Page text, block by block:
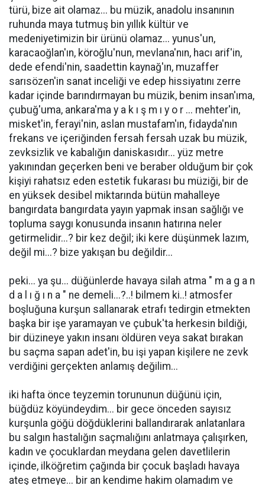
türü, bize ait olamaz... bu müzik, anadolu insanının
ruhunda maya tutmuş bin yıllık kültür ve
medeniyetimizin bir ürünü olamaz... yunus'un,
karacaoğlan'ın, köroğlu'nun, mevlana'nın, hacı arif'in,
dede efendi'nin, saadettin kaynağ'ın, muzaffer
sarısözen'in sanat inceliği ve edep hissiyatını zerre
kadar içinde barındırmayan bu müzik, benim insan'ıma,
çubuğ'uma, ankara'ma y a k ı ş m ı y o r ... mehter'in,
misket'in, ferayi'nin, aslan mustafam'ın, fidayda'nın
frekans ve içeriğinden fersah fersah uzak bu müzik,
zevksizlik ve kabalığın daniskasıdır... yüz metre
yakınından geçerken beni ve beraber olduğum bir çok
kişiyi rahatsız eden estetik fukarası bu müziği, bir de
en yüksek desibel miktarında bütün mahalleye
bangırdata bangırdata yayın yapmak insan sağlığı ve
topluma saygı konusunda insanın hatırına neler
getirmelidir...? bir kez değil; iki kere düşünmek lazım,
değil mi...? bize yakışan bu değildir...
peki... ya şu... düğünlerde havaya silah atma " m a g a n
d a l ı ğ ı n a " ne demeli...?..! bilmem ki..! atmosfer
boşluğuna kurşun sallanarak etrafı tedirgin etmekten
başka bir işe yaramayan ve çubuk'ta herkesin bildiği,
bir düzineye yakın insanı öldüren veya sakat bırakan
bu saçma sapan adet'in, bu işi yapan kişilere ne zevk
verdiğini gerçekten anlamış değilim...
iki hafta önce teyzemin torununun düğünü için,
büğdüz köyündeydim... bir gece önceden sayısız
kurşunla göğü döğdüklerini ballandırarak anlatanlara
bu salgın hastalığın saçmalığını anlatmaya çalışırken,
kadın ve çocuklardan meydana gelen davetlilerin
içinde, ilköğretim çağında bir çocuk başladı havaya
ateş etmeye... bir an kendime hakim olamadım ve